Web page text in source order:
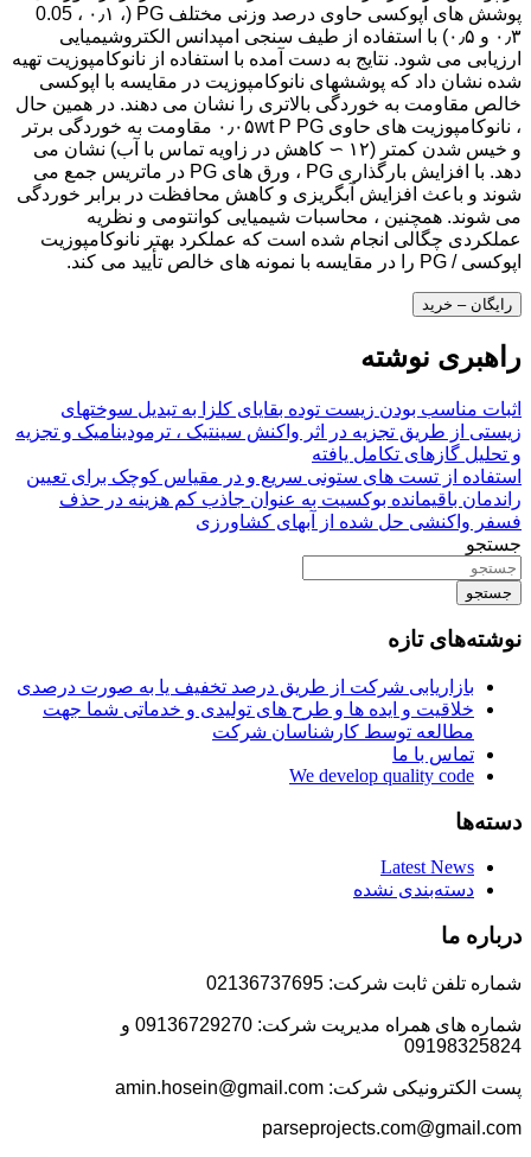
پوشش های اپوکسی حاوی درصد وزنی مختلف PG (0.05 ، ۰٫۱ ،
۰٫۳ و ۰٫۵) با استفاده از طیف سنجی امپدانس الکتروشیمیایی
ارزیابی می شود. نتایج به دست آمده با استفاده از نانوکامپوزیت تهیه
شده نشان داد که پوششهای نانوکامپوزیت در مقایسه با اپوکسی
خالص مقاومت به خوردگی بالاتری را نشان می دهند. در همین حال
، نانوکامپوزیت های حاوی ۰٫۰۵wt P PG مقاومت به خوردگی برتر
و خیس شدن کمتر (۱۲ ∼ کاهش در زاویه تماس با آب) نشان می
دهد. با افزایش بارگذاری PG ، ورق های PG در ماتریس جمع می
شوند و باعث افزایش آبگریزی و کاهش محافظت در برابر خوردگی
می شوند. همچنین ، محاسبات شیمیایی کوانتومی و نظریه
عملکردی چگالی انجام شده است که عملکرد بهتر نانوکامپوزیت
اپوکسی / PG را در مقایسه با نمونه های خالص تأیید می کند.
رایگان – خرید
راهبری نوشته
اثبات مناسب بودن زیست توده بقایای کلزا به تبدیل سوختهای
زیستی از طریق تجزیه در اثر واکنش سینتیک ، ترمودینامیک و تجزیه
و تحلیل گازهای تکامل یافته
استفاده از تست های ستونی سریع و در مقیاس کوچک برای تعیین
راندمان باقیمانده بوکسیت به عنوان جاذب کم هزینه در حذف
فسفر واکنشی حل شده از آبهای کشاورزی
جستجو
جستجو
نوشته‌های تازه
بازاریابی شرکت از طریق درصد تخفیف یا به صورت درصدی
خلاقیت و ایده ها و طرح های تولیدی و خدماتی شما جهت
مطالعه توسط کارشناسان شرکت
تماس با ما
We develop quality code
دسته‌ها
Latest News
دسته‌بندی نشده
درباره ما
شماره تلفن ثابت شرکت: 02136737695
شماره های همراه مدیریت شرکت: 09136729270 و
09198325824
پست الکترونیکی شرکت: amin.hosein@gmail.com
parseprojects.com@gmail.com